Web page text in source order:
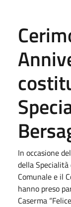
In occasione
della
Comunale e il
hanno preso
Caserma